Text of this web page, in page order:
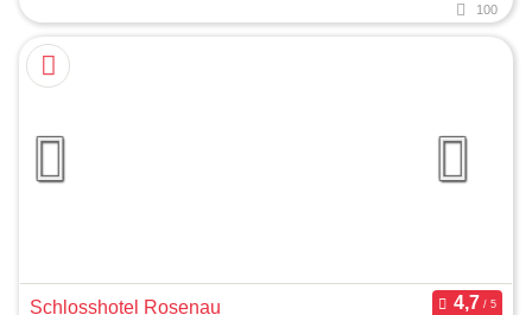
100
Schlosshotel Rosenau